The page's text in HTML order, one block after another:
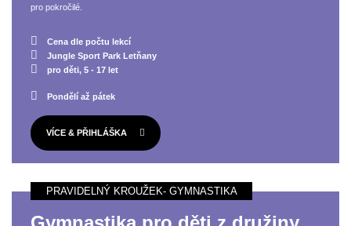
pro pokročilé.
Cena dle počtu lekcí
Jungle Sport Park Letňany
pro děti, 5 - 17 let
Pondělí až pátek
VÍCE & PŘIHLÁŠKA